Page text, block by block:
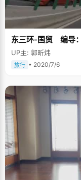
东三环-国贸 编导
UP主: 郭昕炜
旅行 • 2020/7/6